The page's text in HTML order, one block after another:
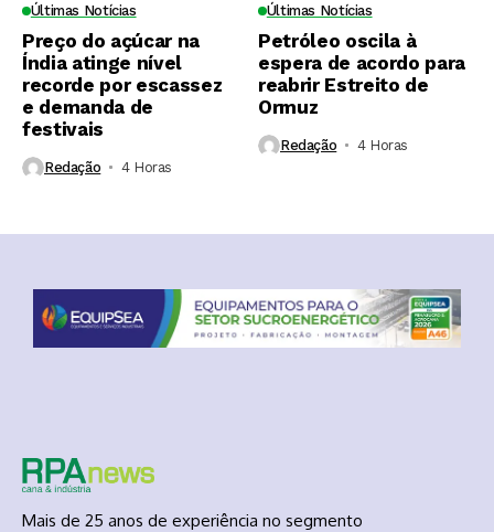
Últimas Notícias
Preço do açúcar na
Índia atinge nível
recorde por escassez
e demanda de
festivais
Redação 4 Horas ⁮
Últimas Notícias
Petróleo oscila à
espera de acordo para
reabrir Estreito de
Ormuz
Redação 4 Horas ⁮
Mais de 25 anos de experiência no segmento